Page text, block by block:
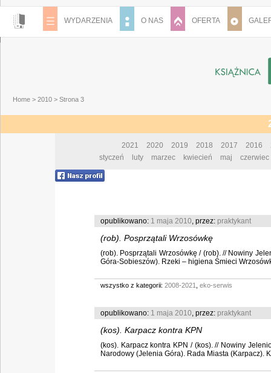
WYDARZENIA O NAS OFERTA
Home > 2010 > Strona 3
2021 2020 2019 2018 2017 2016
styczeń
luty marzec kwiecień maj czerwiec
opublikowano: 1 maja 2010, przez: praktykant
(rob). Posprzątali Wrzosówkę
(rob). Posprzątali Wrzosówkę / (rob). // Nowiny
Góra-Sobieszów). Rzeki – higiena Śmieci
wszystko z kategorii: 2008-2021 eko-serwis
opublikowano: 1 maja 2010, przez: praktykant
(kos). Karpacz kontra KPN
(kos). Karpacz kontra KPN / (kos). // Nowiny
Narodowy (Jelenia Góra). Rada Miasta (Karpacz).